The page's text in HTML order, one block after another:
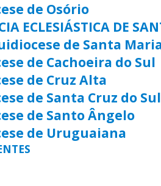
de Osório
ECLESIÁSTICA DE
de Santa
de Cachoeira do Sul
de Cruz Alta
de Santa Cruz do Sul
de Santo Ângelo
de Uruguaiana